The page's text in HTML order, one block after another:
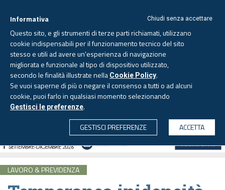
CERCA
Lunedì, 10 agosto 2026 - Aggiornato alle 6.00
LAVORO & PREVIDENZA
Chiudi senza accettare
Informativa
Questo sito, e gli strumenti di terze parti richiamati, utilizzano
cookie indispensabili per il funzionamento tecnico del sito
stesso e utili ad avere un'esperienza di navigazione
migliorata e funzionale al tipo di dispositivo utilizzato,
secondo le finalità illustrate nella Cookie Policy.
Se vuoi saperne di più o negare il consenso a tutti o ad alcuni
cookie, puoi farlo in qualsiasi momento selezionando
Gestisci le preferenze.
GESTISCI PREFERENZE
ACCETTA